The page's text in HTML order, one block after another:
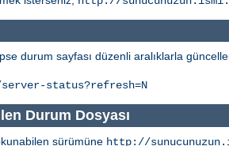
durum sayfası düzenli aralıklarla
status?refresh=N
Durum Dosyası
sürümüne http://